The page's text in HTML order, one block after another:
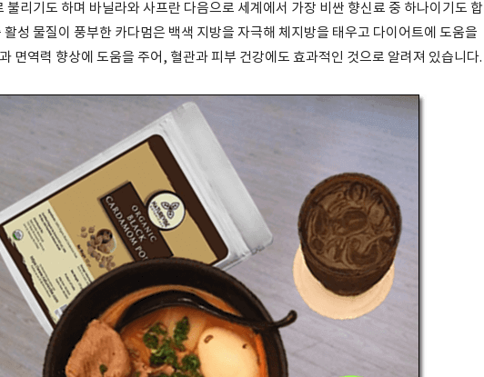
불리기도 하며 바닐라와 사프란 다음으로 세계에서 가장 비싼 향신료 중 하나이기도 합
활성 물질이 풍부한 카다멈은 백색 지방을 자극해 체지방을 태우고 다이어트에 도움을
면역력 향상에 도움을 주어, 혈관과 피부 건강에도 효과적인 것으로 알려져 있습니다.